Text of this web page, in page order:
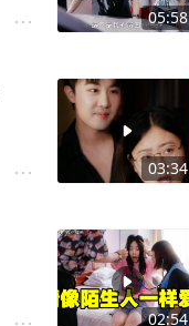
05:58
03:34
02:54